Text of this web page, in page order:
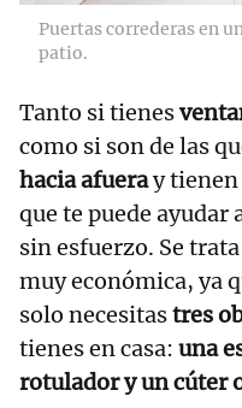
Puertas correderas en
patio.
Tanto si tienes
como si son de las
hacia afueray tienen
que te puede
sin esfuerzo. Se
muy económica, ya
solo necesitastres
tienes en casa: una
rotulador y un cúter